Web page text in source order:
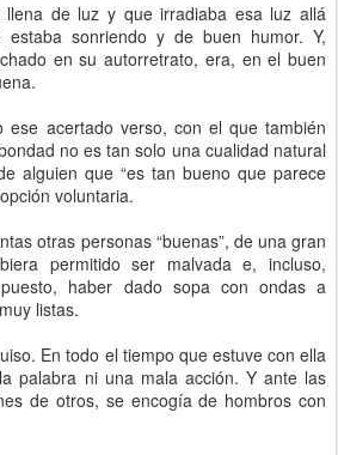
llena de luz y que irradiaba esa luz allá
estaba sonriendo y de buen humor. Y,
en su autorretrato, era, en el buen
ese acertado verso, con el que también
no es tan solo una cualidad natural
alguien que “es tan bueno que parece
voluntaria.
otras personas “buenas”, de una gran
permitido ser malvada e, incluso,
haber dado sopa con ondas a
listas.
En todo el tiempo que estuve con ella
palabra ni una mala acción. Y ante las
de otros, se encogía de hombros con